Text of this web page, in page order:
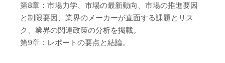
第8章：市場力学、市場の最新動向、市場の推進要因
と制限要因、業界のメーカーが直面する課題とリス
ク、業界の関連政策の分析を掲載。
第9章：レポートの要点と結論。